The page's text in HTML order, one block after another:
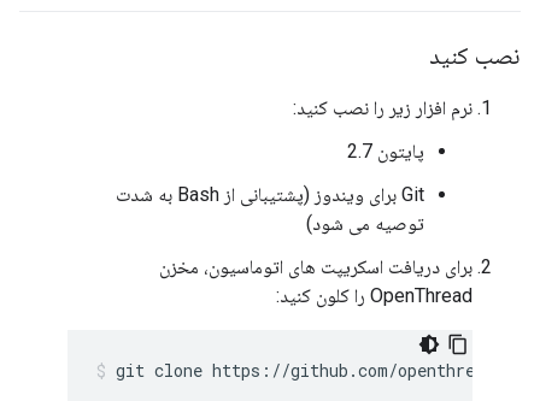
نصب کنید
نرم افزار زیر را نصب کنید:
پایتون 2.7
Git برای ویندوز (پشتیبانی از Bash به شدت
توصیه می شود)
برای دریافت اسکریپت های اتوماسیون، مخزن
OpenThread را کلون کنید:
git clone https://github.com/openthread/